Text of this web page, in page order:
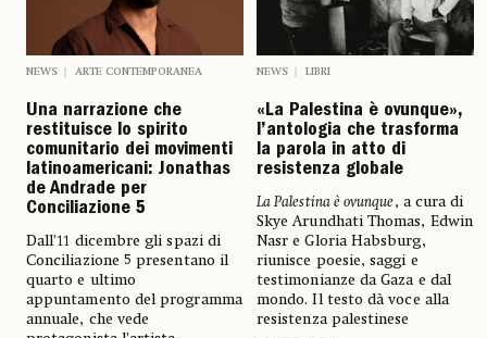
NEWS ARTE CONTEMPORANEA
Una narrazione che
restituisce lo spirito
comunitario dei movimenti
latinoamericani: Jonathas
de Andrade per
Conciliazione 5
Dall’11 dicembre gli spazi di
Conciliazione 5 presentano il
quarto e ultimo
appuntamento del programma
annuale, che vede
NEWS LIBRI
«La Palestina è ovunque»,
l’antologia che trasforma
la parola in atto di
resistenza globale
La Palestina è ovunque, a cura di
Skye Arundhati Thomas, Edwin
Nasr e Gloria Habsburg,
riunisce poesie, saggi e
testimonianze da Gaza e dal
mondo. Il testo dà voce alla
resistenza palestinese